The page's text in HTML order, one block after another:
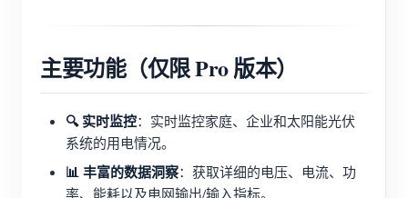
主要功能（仅限 Pro 版本）
🔍 实时监控：实时监控家庭、企业和太阳能光伏
系统的用电情况。
📊 丰富的数据洞察：获取详细的电压、电流、功
率、能耗以及电网输出/输入指标。